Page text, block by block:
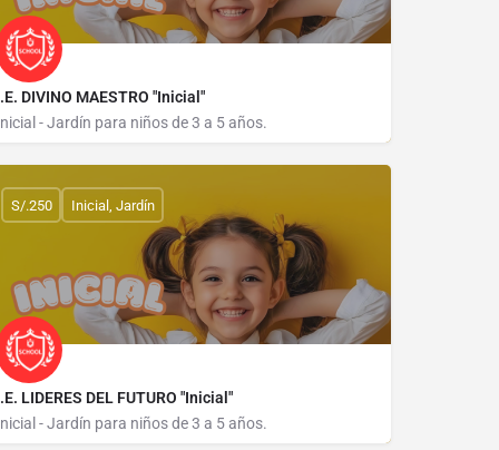
DIVINO MAESTRO "Inicial"
- Jardín para niños de 3 a 5 años.
LIDERES DEL FUTURO "Inicial"
- Jardín para niños de 3 a 5 años.
S/.250 Inicial, Jardín